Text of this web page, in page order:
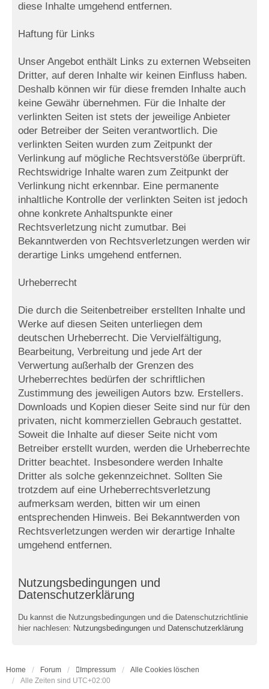
diese Inhalte umgehend entfernen.
Haftung für Links
Unser Angebot enthält Links zu externen Webseiten
Dritter, auf deren Inhalte wir keinen Einfluss haben.
Deshalb können wir für diese fremden Inhalte auch
keine Gewähr übernehmen. Für die Inhalte der
verlinkten Seiten ist stets der jeweilige Anbieter
oder Betreiber der Seiten verantwortlich. Die
verlinkten Seiten wurden zum Zeitpunkt der
Verlinkung auf mögliche Rechtsverstöße überprüft.
Rechtswidrige Inhalte waren zum Zeitpunkt der
Verlinkung nicht erkennbar. Eine permanente
inhaltliche Kontrolle der verlinkten Seiten ist jedoch
ohne konkrete Anhaltspunkte einer
Rechtsverletzung nicht zumutbar. Bei
Bekanntwerden von Rechtsverletzungen werden wir
derartige Links umgehend entfernen.
Urheberrecht
Die durch die Seitenbetreiber erstellten Inhalte und
Werke auf diesen Seiten unterliegen dem
deutschen Urheberrecht. Die Vervielfältigung,
Bearbeitung, Verbreitung und jede Art der
Verwertung außerhalb der Grenzen des
Urheberrechtes bedürfen der schriftlichen
Zustimmung des jeweiligen Autors bzw. Erstellers.
Downloads und Kopien dieser Seite sind nur für den
privaten, nicht kommerziellen Gebrauch gestattet.
Soweit die Inhalte auf dieser Seite nicht vom
Betreiber erstellt wurden, werden die Urheberrechte
Dritter beachtet. Insbesondere werden Inhalte
Dritter als solche gekennzeichnet. Sollten Sie
trotzdem auf eine Urheberrechtsverletzung
aufmerksam werden, bitten wir um einen
entsprechenden Hinweis. Bei Bekanntwerden von
Rechtsverletzungen werden wir derartige Inhalte
umgehend entfernen.
Nutzungsbedingungen und
Datenschutzerklärung
Du kannst die Nutzungsbedingungen und die Datenschutzrichtlinie
hier nachlesen: Nutzungsbedingungen und Datenschutzerklärung
Home Forum Impressum
Alle Cookies löschen
Alle Zeiten sind UTC+02:00